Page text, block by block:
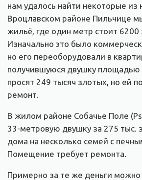
нам удалось найти некоторые из
Вроцлавском районе Пильчице
жильё, где один метр стоит 6200
Изначально это было
но его переоборудовали в
получившуюся двушку площадью
просят 249 тысяч злотых, но ей
ремонт.
В жилом районе Собачье Поле
33-метровую двушку за 275 тыс.
дома на несколько семей с
Помещение требует ремонта.
Примерно за те же деньги можно